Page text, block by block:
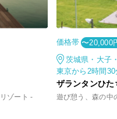
ゾート -
価格帯 〜20,000
茨城県・大子
東京から2時間
ザランタンひ